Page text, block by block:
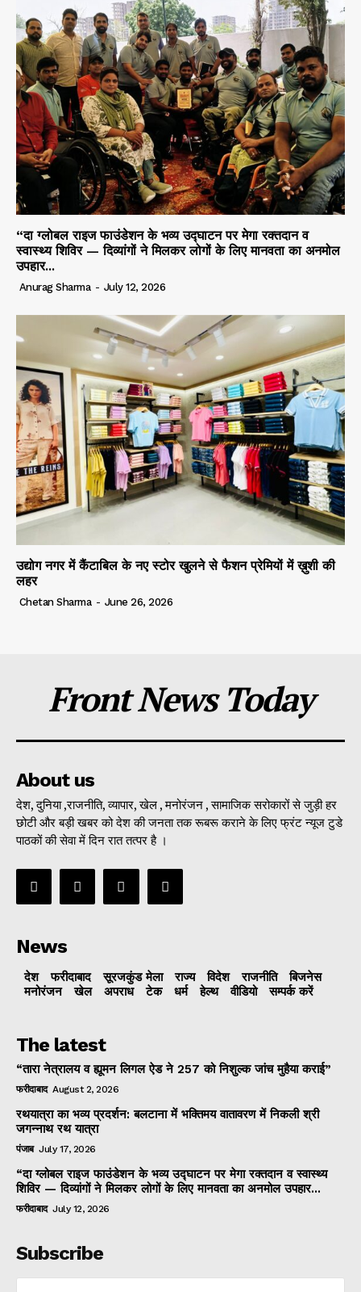
“दा ग्लोबल राइज फाउंडेशन के भव्य उद्घाटन पर मेगा रक्तदान व
स्वास्थ्य शिविर — दिव्यांगों ने मिलकर लोगों के लिए मानवता का अनमोल
उपहार...
Anurag Sharma - July 12, 2026
उद्योग नगर में कैंटाबिल के नए स्टोर खुलने से फैशन प्रेमियों में ख़ुशी की
लहर
Chetan Sharma - June 26, 2026
Front News Today
About us
देश, दुनिया ,राजनीति, व्यापार, खेल , मनोरंजन , सामाजिक सरोकारों से जुड़ी हर
छोटी और बड़ी खबर को देश की जनता तक रूबरू कराने के लिए फ्रंट न्यूज टुडे
पाठकों की सेवा में दिन रात तत्पर है ।
News
देश फरीदाबाद सूरजकुंड मेला राज्‍य विदेश राजनीति
बिजनेस
मनोरंजन
खेल अपराध टेक धर्म हेल्थ वीडियो सम्पर्क करें
The latest
“तारा नेत्रालय व ह्यूमन लिगल ऐड ने 257 को निशुल्क जांच मुहैया कराई”
फरीदाबाद August 2, 2026
रथयात्रा का भव्य प्रदर्शन: बलटाना में भक्तिमय वातावरण में निकली श्री
जगन्नाथ रथ यात्रा
पंजाब July 17, 2026
“दा ग्लोबल राइज फाउंडेशन के भव्य उद्घाटन पर मेगा रक्तदान व स्वास्थ्य
शिविर — दिव्यांगों ने मिलकर लोगों के लिए मानवता का अनमोल उपहार...
फरीदाबाद July 12, 2026
Subscribe